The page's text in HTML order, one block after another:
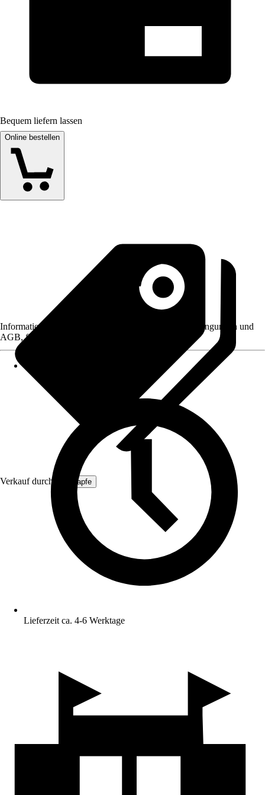
Bequem liefern lassen
Online bestellen
Verkauf durch: ich-zapfe
Informationen des Verkäufers, wie z. B. Rückgabebedingungen und
AGB, finden Sie bei Klick auf den Verkäufernamen.
Lieferzeit ca. 4-6 Werktage